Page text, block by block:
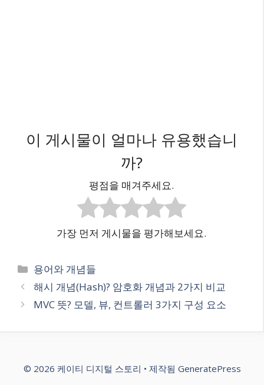
이 게시물이 얼마나 유용했습니
까?
평점을 매겨주세요.
가장 먼저 게시물을 평가해보세요.
카
테
고
리
용어와 개념들
해시 개념(Hash)? 암호화 개념과 2가지 비교
MVC 뜻? 모델, 뷰, 컨트롤러 3가지 구성 요소
© 2026 케이티 디지털 스토리 • 제작됨 GeneratePress